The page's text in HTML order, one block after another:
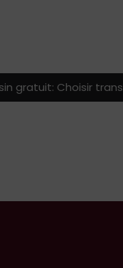
gratuit: Choisir